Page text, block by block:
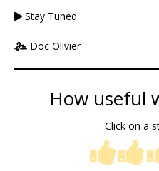
Stay Tuned
Doc Olivier
How useful
Click on a